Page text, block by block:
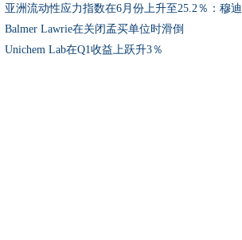
亚洲流动性应力指数在6月份上升至25.2％：穆迪
Balmer Lawrie在关闭孟买单位时滑倒
Unichem Lab在Q1收益上跃升3％